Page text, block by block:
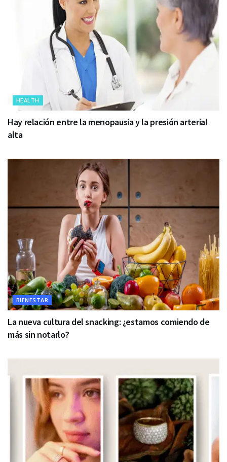
HEALTH
Hay relación entre la menopausia y la presión arterial
alta
BIENESTAR
La nueva cultura del snacking: ¿estamos comiendo de
más sin notarlo?